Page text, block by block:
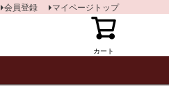
カート
会員登録 マイページトップ